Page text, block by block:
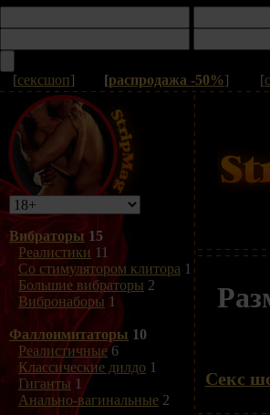
[сексшоп] [распродажа -50%] [
Вибраторы 15
Реалистики 11
Со стимулятором клитора 1
Большие вибраторы 2
Вибронаборы 1
Фаллоимитаторы 10
Реалистичные6
Классические дилдо 1
Гиганты 1
Анально-вагинальные 2
Секс